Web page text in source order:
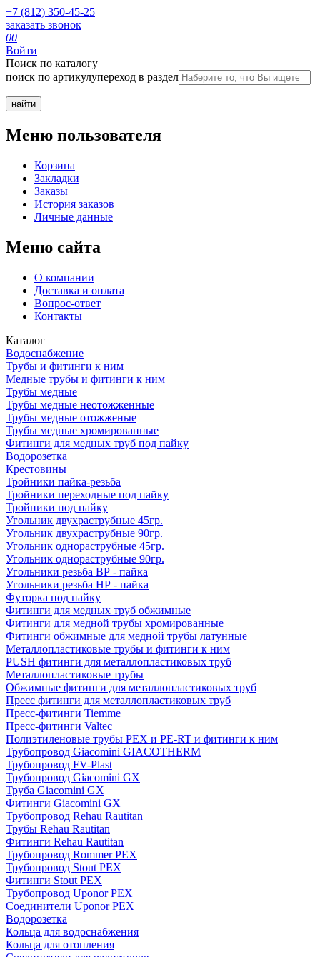
+7 (812) 350-45-25
заказать звонок
00
Войти
Поиск по каталогу
поиск по артикулупереход в раздел
Меню пользователя
Корзина
Закладки
Заказы
История заказов
Личные данные
Меню сайта
О компании
Доставка и оплата
Вопрос-ответ
Контакты
Каталог
Водоснабжение
Трубы и фитинги к ним
Медные трубы и фитинги к ним
Трубы медные
Трубы медные неотожженные
Трубы медные отожженые
Трубы медные хромированные
Фитинги для медных труб под пайку
Водорозетка
Крестовины
Тройники пайка-резьба
Тройники переходные под пайку
Тройники под пайку
Угольник двухраструбные 45гр.
Угольник двухраструбные 90гр.
Угольник однораструбные 45гр.
Угольник однораструбные 90гр.
Угольники резьба ВР - пайка
Угольники резьба НР - пайка
Футорка под пайку
Фитинги для медных труб обжимные
Фитинги для медной трубы хромированные
Фитинги обжимные для медной трубы латунные
Металлопластиковые трубы и фитинги к ним
PUSH фитинги для металлопластиковых труб
Металлопластиковые трубы
Обжимные фитинги для металлопластиковых труб
Пресс фитинги для металлопластиковых труб
Пресс-фитинги Tiemme
Пресс-фитинги Valtec
Полиэтиленовые трубы PEX и PE-RT и фитинги к ним
Трубопровод Giacomini GIACOTHERM
Трубопровод FV-Plast
Трубопровод Giacomini GX
Труба Giacomini GX
Фитинги Giacomini GX
Трубопровод Rehau Rautitan
Трубы Rehau Rautitan
Фитинги Rehau Rautitan
Трубопровод Rommer PEX
Трубопровод Stout PEX
Фитинги Stout PEX
Трубопровод Uponor PEX
Соединители Uponor PEX
Водорозетка
Кольца для водоснабжения
Кольца для отопления